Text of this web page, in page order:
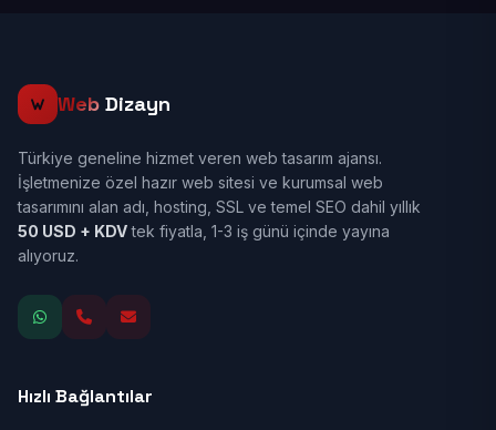
Web Dizayn
Türkiye geneline hizmet veren web tasarım ajansı.
İşletmenize özel hazır web sitesi ve kurumsal web
tasarımını alan adı, hosting, SSL ve temel SEO dahil yıllık
50 USD + KDVtek fiyatla, 1-3 iş günü içinde yayına
alıyoruz.
Hızlı Bağlantılar